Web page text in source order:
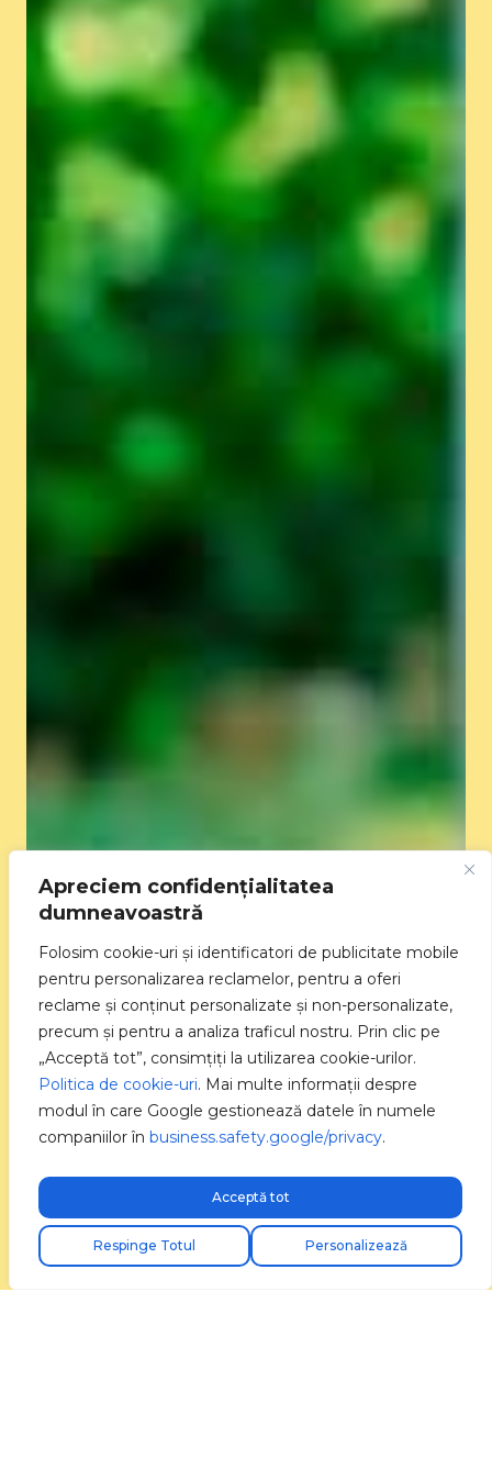
Apreciem confidențialitatea
dumneavoastră
Folosim cookie-uri și identificatori de publicitate mobile
pentru personalizarea reclamelor, pentru a oferi
reclame și conținut personalizate și non-personalizate,
precum și pentru a analiza traficul nostru. Prin clic pe
„Acceptă tot”, consimțiți la utilizarea cookie-urilor.
Politica de cookie-uri. Mai multe informații despre
modul în care Google gestionează datele în numele
companiilor în business.safety.google/privacy.
Personalizează
Respinge Totul
Acceptă tot